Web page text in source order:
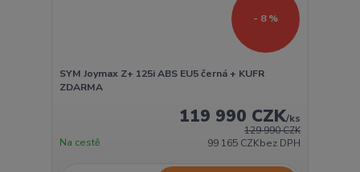
- 8 %
SYM Joymax Z+ 125i ABS EU5 černá + KUFR
ZDARMA
129 990 CZK
119 990 CZK/ks
99 165 CZKbez DPH
Na cestě